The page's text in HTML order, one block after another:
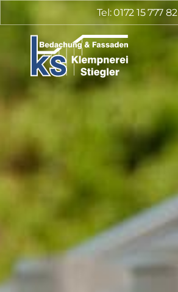
Tel: 0172 15 777 82